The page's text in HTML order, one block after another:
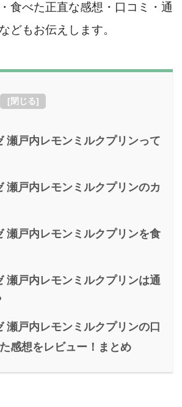
食べた正直な感想・口コミ・通
どもお伝えします。
[閉じる]
瀬戸内レモンミルクプリンって
瀬戸内レモンミルクプリンのカ
瀬戸内レモンミルクプリンを食
瀬戸内レモンミルクプリンは通
瀬戸内レモンミルクプリンの口
感想をレビュー！まとめ